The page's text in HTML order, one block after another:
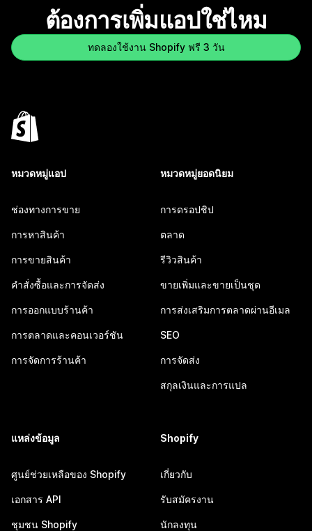
ต้องการเพิ่มแอปใช่ไหม
ทดลองใช้งาน Shopify ฟรี 3 วัน
หมวดหมู่แอป
ช่องทางการขาย
การหาสินค้า
การขายสินค้า
คำสั่งซื้อและการจัดส่ง
การออกแบบร้านค้า
การตลาดและคอนเวอร์ชัน
การจัดการร้านค้า
หมวดหมู่ยอดนิยม
การดรอปชิป
ตลาด
รีวิวสินค้า
ขายเพิ่มและขายเป็นชุด
การส่งเสริมการตลาดผ่านอีเมล
SEO
การจัดส่ง
สกุลเงินและการแปล
แหล่งข้อมูล
ศูนย์ช่วยเหลือของ Shopify
เอกสาร API
ชุมชน Shopify
Shopify
เกี่ยวกับ
รับสมัครงาน
นักลงทุน